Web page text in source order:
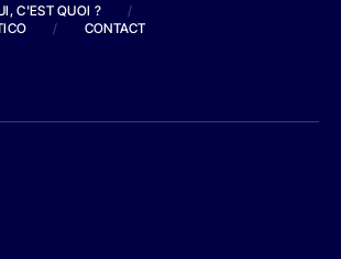
C'EST QUOI ?
/
/ CONTACT